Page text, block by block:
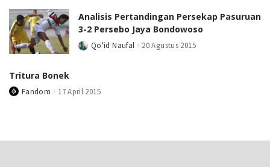
Analisis Pertandingan Persekap Pasuruan
3-2 Persebo Jaya Bondowoso
PostedQo'id Naufal 20 Agustus 2015
Tritura Bonek
PostedFandom 17 April 2015